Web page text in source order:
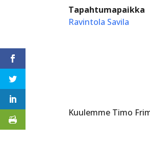
Tapahtumapaikka
Ravintola Savila
Kuulemme Timo